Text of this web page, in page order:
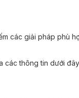
các giải pháp phù
các thông tin dưới